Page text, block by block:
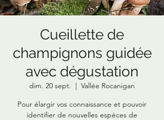
Cueillette de
champignons guidée
avec dégustation
dim. 20 sept.
  |
Vallée Rocanigan
Pour élargir vos connaissance et pouvoir
identifier de nouvelles espèces de